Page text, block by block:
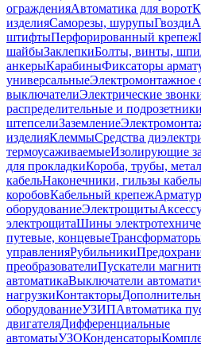
огражденияАвтоматика для ворот
изделияСаморезы, шурупыГвозди
штифтыПерфорированный крепеж
шайбыЗаклепкиБолты, винты,
анкерыКарабиныФиксаторы
универсальныеЭлектромонтажное
выключателиЭлектрические
распределительные и подрозетники
штепселиЗаземление
изделияКлеммыСредства
термоусаживаемыеИзолирующие
для прокладкиКороба, трубы,
кабельНаконечники, гильзы
коробовКабельный крепеж
оборудованиеЭлектрощиты
электрощитаШины
путевые, концевые
управленияРубильники
преобразователиПускатели
автоматикаВыключатели
нагрузкиКонтакторы
оборудованиеУЗИПАвтоматика
двигателяДифференциальные
автоматыУЗОКонденсаторы